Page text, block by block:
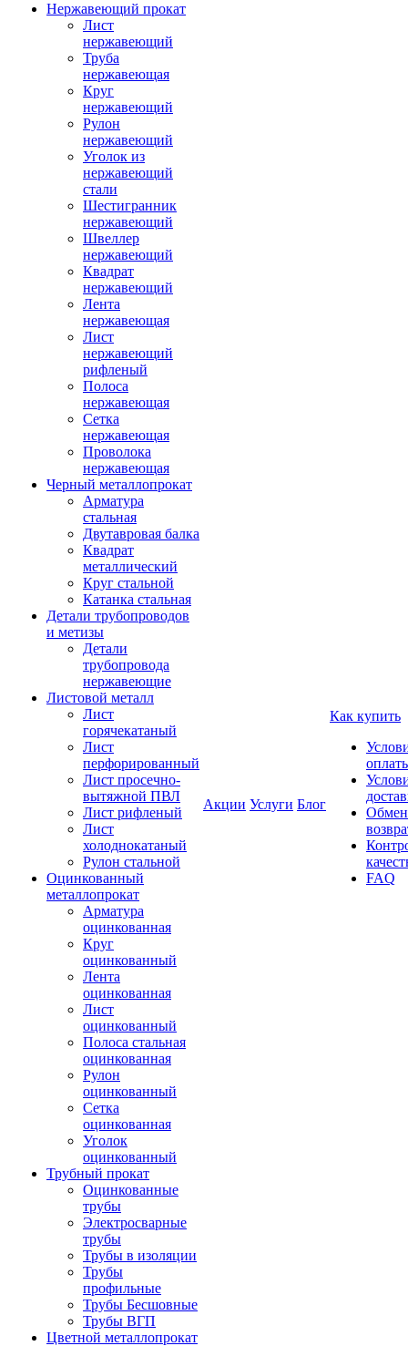
Нержавеющий прокат
Лист
нержавеющий
Труба
нержавеющая
Круг
нержавеющий
Рулон
нержавеющий
Уголок из
нержавеющий
стали
Шестигранник
нержавеющий
Швеллер
нержавеющий
Квадрат
нержавеющий
Лента
нержавеющая
Лист
нержавеющий
рифленый
Полоса
нержавеющая
Сетка
нержавеющая
Проволока
нержавеющая
Черный металлопрокат
Арматура
стальная
Двутавровая балка
Квадрат
металлический
Круг стальной
Катанка стальная
Детали трубопроводов
и метизы
Детали
трубопровода
нержавеющие
Листовой металл
Лист
горячекатаный
Лист
перфорированный
Лист просечно-
вытяжной ПВЛ
Лист рифленый
Лист
холоднокатаный
Рулон стальной
Оцинкованный
металлопрокат
Арматура
оцинкованная
Круг
оцинкованный
Лента
оцинкованная
Лист
оцинкованный
Полоса стальная
оцинкованная
Рулон
оцинкованный
Сетка
оцинкованная
Уголок
оцинкованный
Трубный прокат
Оцинкованные
трубы
Электросварные
трубы
Трубы в изоляции
Трубы
профильные
Трубы Бесшовные
Трубы ВГП
Цветной металлопрокат
Акции Услуги Блог
Как купить
FAQ